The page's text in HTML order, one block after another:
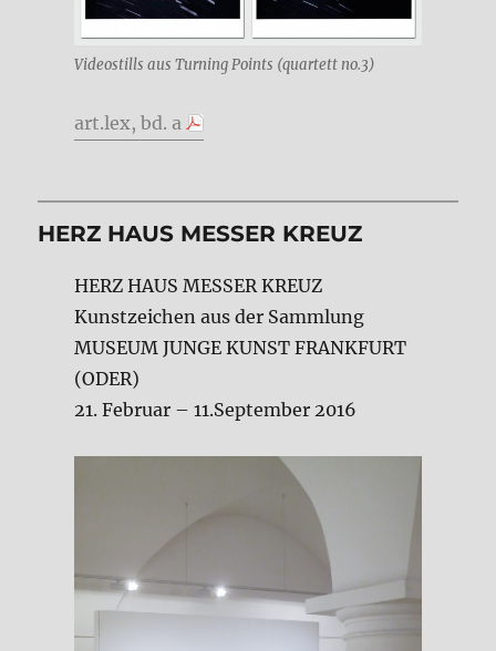
Videostills aus Turning Points (quartett no.3)
art.lex, bd. a
HERZ HAUS MESSER KREUZ
HERZ HAUS MESSER KREUZ
Kunstzeichen aus der Sammlung
MUSEUM JUNGE KUNST FRANKFURT
(ODER)
21. Februar – 11.September 2016